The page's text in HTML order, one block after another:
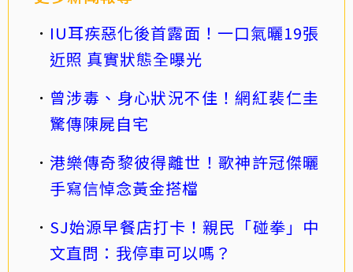
IU耳疾惡化後首露面！一口氣曬19張
近照 真實狀態全曝光
曾涉毒、身心狀況不佳！網紅裴仁圭
驚傳陳屍自宅
港樂傳奇黎彼得離世！歌神許冠傑曬
手寫信悼念黃金搭檔
SJ始源早餐店打卡！親民「碰拳」中
文直問：我停車可以嗎？